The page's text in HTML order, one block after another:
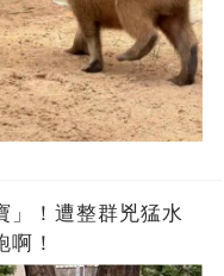
」！遭整群兇猛水
！